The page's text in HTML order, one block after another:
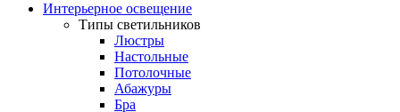
Интерьерное освещение
Типы светильников
Люстры
Настольные
Потолочные
Абажуры
Бра